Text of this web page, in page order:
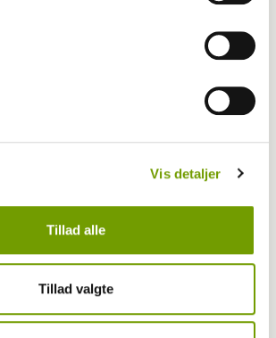
Vis detaljer
Tillad alle
Tillad valgte
handler ikke om nyt